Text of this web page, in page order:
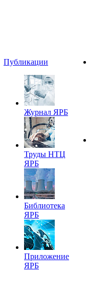
Публикации
Журнал ЯРБ
Труды НТЦ
ЯРБ
Библиотека
ЯРБ
Приложение
ЯРБ